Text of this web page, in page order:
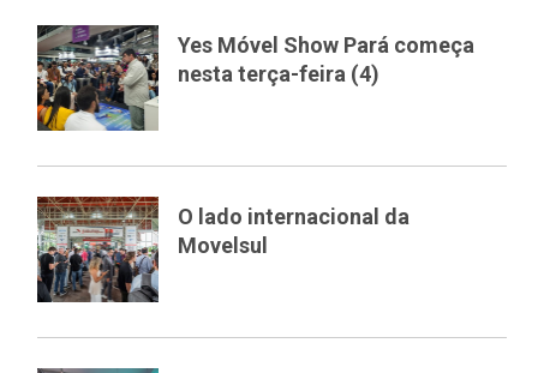
Yes Móvel Show Pará começa
nesta terça-feira (4)
O lado internacional da
Movelsul